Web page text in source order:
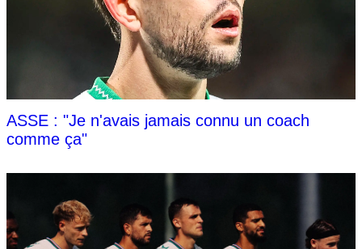
ASSE : "Je n'avais jamais connu un coach
comme ça"